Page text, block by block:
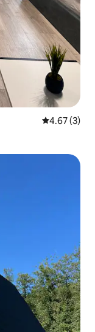
Ukadiriaji
4.67 (3)